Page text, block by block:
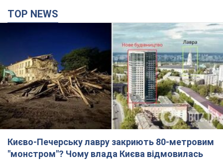
TOP NEWS
Києво-Печерську лавру закриють 80-метровим
"монстром"? Чому влада Києва відмовилась